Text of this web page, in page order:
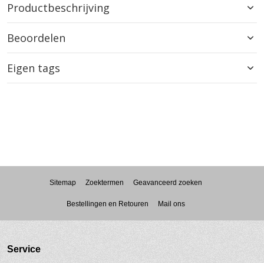
Productbeschrijving
Beoordelen
Eigen tags
Sitemap Zoektermen Geavanceerd zoeken
Bestellingen en Retouren Mail ons
Service